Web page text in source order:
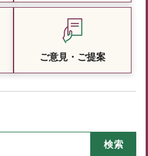
ご意見・ご提案